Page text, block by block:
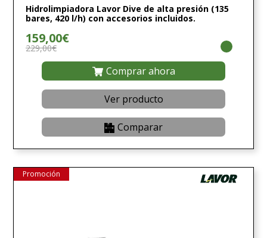
Hidrolimpiadora Lavor Dive de alta presión (135
bares, 420 l/h) con accesorios incluidos.
159,00€
229,00€
Comprar ahora
Ver producto
Comparar
Promoción